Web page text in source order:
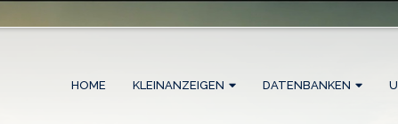
HOME KLEINANZEIGEN DATENBANKEN